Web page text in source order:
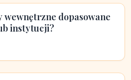
wewnętrzne dopasowane
instytucji?